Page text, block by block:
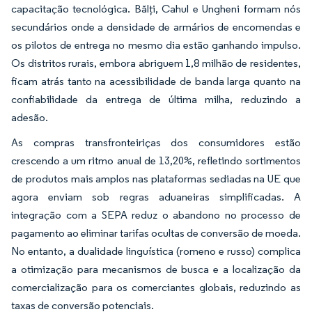
capacitação tecnológica. Bălți, Cahul e Ungheni formam nós
secundários onde a densidade de armários de encomendas e
os pilotos de entrega no mesmo dia estão ganhando impulso.
Os distritos rurais, embora abriguem 1,8 milhão de residentes,
ficam atrás tanto na acessibilidade de banda larga quanto na
confiabilidade da entrega de última milha, reduzindo a
adesão.
As compras transfronteiriças dos consumidores estão
crescendo a um ritmo anual de 13,20%, refletindo sortimentos
de produtos mais amplos nas plataformas sediadas na UE que
agora enviam sob regras aduaneiras simplificadas. A
integração com a SEPA reduz o abandono no processo de
pagamento ao eliminar tarifas ocultas de conversão de moeda.
No entanto, a dualidade linguística (romeno e russo) complica
a otimização para mecanismos de busca e a localização da
comercialização para os comerciantes globais, reduzindo as
taxas de conversão potenciais.